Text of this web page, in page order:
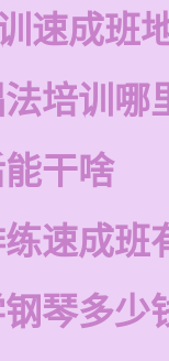
速成班
培训哪
干啥
速成班
琴多少